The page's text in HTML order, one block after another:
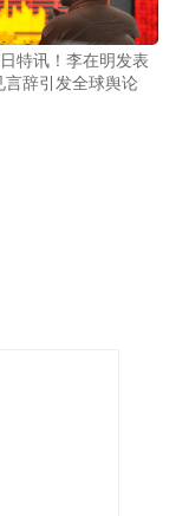
特讯！李在明发表
辞引发全球舆论